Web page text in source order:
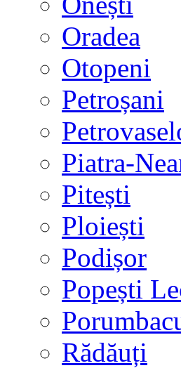
Oradea
Otopeni
Petroșani
Piatra-
Pitești
Ploiești
Podișor
Popești
Rădăuți